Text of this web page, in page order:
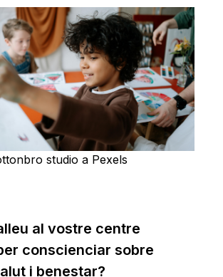
studio a Pexels
al vostre centre
conscienciar sobre
i benestar?